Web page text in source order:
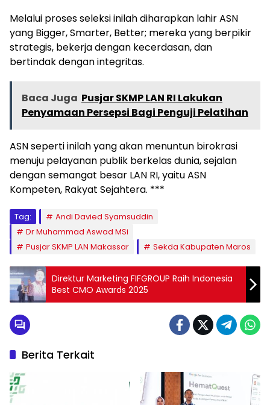
Melalui proses seleksi inilah diharapkan lahir ASN
yang Bigger, Smarter, Better; mereka yang berpikir
strategis, bekerja dengan kecerdasan, dan
bertindak dengan integritas.
Baca Juga Pusjar SKMP LAN RI Lakukan
Penyamaan Persepsi Bagi Penguji Pelatihan
ASN seperti inilah yang akan menuntun birokrasi
menuju pelayanan publik berkelas dunia, sejalan
dengan semangat besar LAN RI, yaitu ASN
Kompeten, Rakyat Sejahtera. ***
Tag:
Andi Davied Syamsuddin
Dr Muhammad Aswad MSi
Pusjar SKMP LAN Makassar
Sekda Kabupaten Maros
Direktur Marketing FIFGROUP Raih Indonesia
Best CMO Awards 2025
Berita Terkait